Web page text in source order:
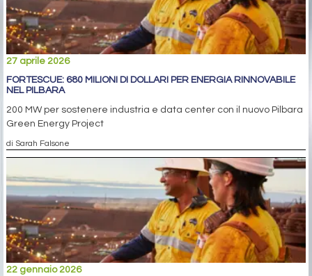
27 aprile 2026
FORTESCUE: 680 MILIONI DI DOLLARI PER ENERGIA RINNOVABILE
NEL PILBARA
200 MW per sostenere industria e data center con il nuovo Pilbara
Green Energy Project
di Sarah Falsone
22 gennaio 2026